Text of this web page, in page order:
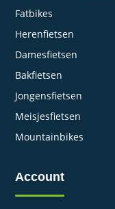
Fatbikes
Herenfietsen
Damesfietsen
Bakfietsen
Jongensfietsen
Meisjesfietsen
Mountainbikes
Account